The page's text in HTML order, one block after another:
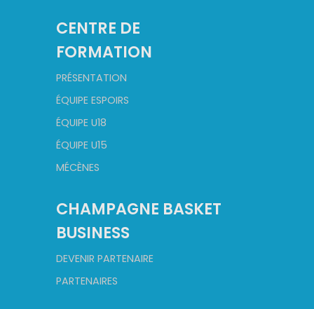
CENTRE DE
FORMATION
PRÉSENTATION
ÉQUIPE ESPOIRS
ÉQUIPE U18
ÉQUIPE U15
MÉCÈNES
CHAMPAGNE BASKET
BUSINESS
DEVENIR PARTENAIRE
PARTENAIRES